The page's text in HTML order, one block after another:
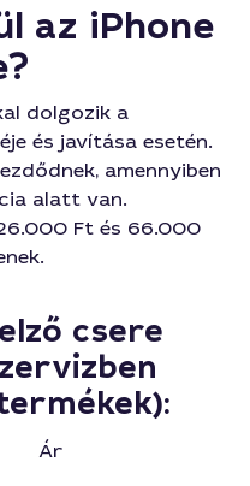
az iPhone
dolgozik a
és javítása esetén.
amennyiben
alatt van.
Ft és 66.000
csere
Ár